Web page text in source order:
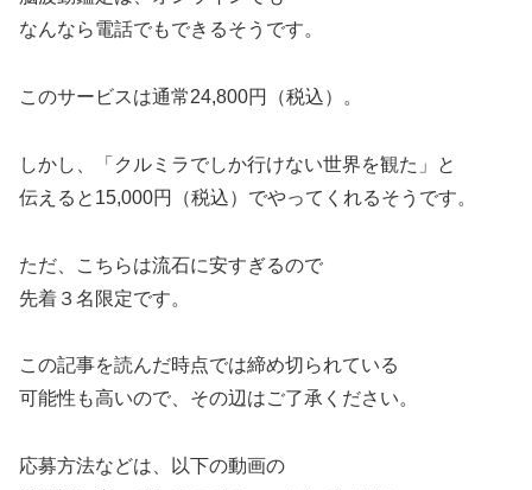
なんなら電話でもできるそうです。
このサービスは通常24,800円（税込）。
しかし、「クルミラでしか行けない世界を観た」と
伝えると15,000円（税込）でやってくれるそうです。
ただ、こちらは流石に安すぎるので
先着３名限定です。
この記事を読んだ時点では締め切られている
可能性も高いので、その辺はご了承ください。
応募方法などは、以下の動画の